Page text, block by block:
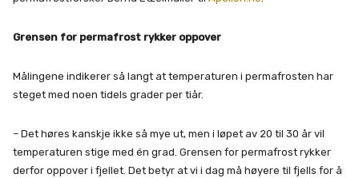
Grensen for permafrost rykker oppover
Målingene indikerer så langt at temperaturen i permafrosten har
steget med noen tidels grader per tiår.
– Det høres kanskje ikke så mye ut, men i løpet av 20 til 30 år vil
temperaturen stige med én grad. Grensen for permafrost rykker
derfor oppover i fjellet. Det betyr at vi i dag må høyere til fjells for å